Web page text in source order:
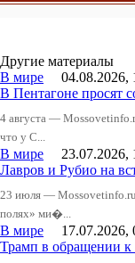
Другие материалы
В мире 04.08.2026,
В Пентагоне просят
4 августа —
что у С...
В мире 23.07.2026,
Лавров и Рубио на
23 июля —
полях» ми�...
В мире 17.07.2026,
Трамп в обращении